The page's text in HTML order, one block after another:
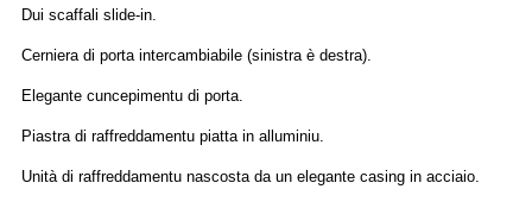
Dui scaffali slide-in.
Cerniera di porta intercambiabile (sinistra è destra).
Elegante cuncepimentu di porta.
Piastra di raffreddamentu piatta in alluminiu.
Unità di raffreddamentu nascosta da un elegante casing in acciaio.